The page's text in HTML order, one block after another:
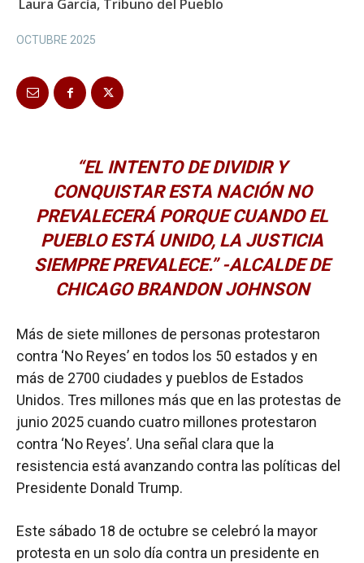
Laura García, Tribuno del Pueblo
OCTUBRE 2025
“EL INTENTO DE DIVIDIR Y
CONQUISTAR ESTA NACIÓN NO
PREVALECERÁ PORQUE CUANDO EL
PUEBLO ESTÁ UNIDO, LA JUSTICIA
SIEMPRE PREVALECE.” -ALCALDE DE
CHICAGO BRANDON JOHNSON
Más de siete millones de personas protestaron
contra ‘No Reyes’ en todos los 50 estados y en
más de 2700 ciudades y pueblos de Estados
Unidos. Tres millones más que en las protestas de
junio 2025 cuando cuatro millones protestaron
contra ‘No Reyes’. Una señal clara que la
resistencia está avanzando contra las políticas del
Presidente Donald Trump.
Este sábado 18 de octubre se celebró la mayor
protesta en un solo día contra un presidente en